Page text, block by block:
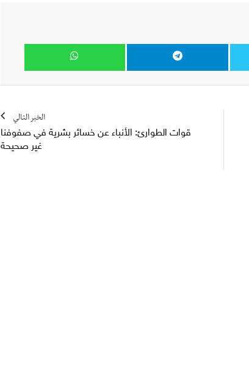
الخبر التالي
قوات الطوارئ: الأنباء عن خسائر بشرية في صفوفنا
غير صحيحة